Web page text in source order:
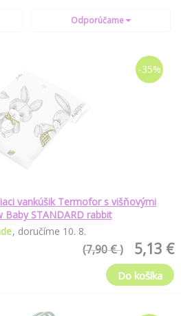
Odporúčame
-35%
vankúšik Termofor s višňovými
Baby STANDARD rabbit
doručíme 10. 8.
5,13 €
(7,90 € )
Do košíka